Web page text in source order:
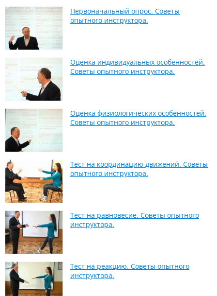
Первоначальный опрос. Советы
опытного инструктора.
Оценка индивидуальных особенностей.
Советы опытного инструктора.
Оценка физиологических особенностей.
Советы опытного инструктора.
Тест на координацию движений. Советы
опытного инструктора.
Тест на равновесие. Советы опытного
инструктора.
Тест на реакцию. Советы опытного
инструктора.